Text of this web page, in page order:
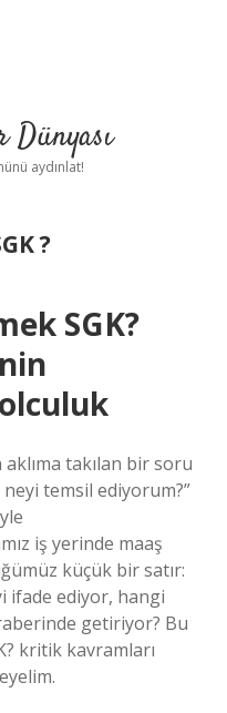
aydınlat!
?
SGK?
takılan bir soru
neyi temsil ediyorum?”
iş yerinde maaş
küçük bir satır:
ifade ediyor, hangi
getiriyor? Bu
kritik kavramları